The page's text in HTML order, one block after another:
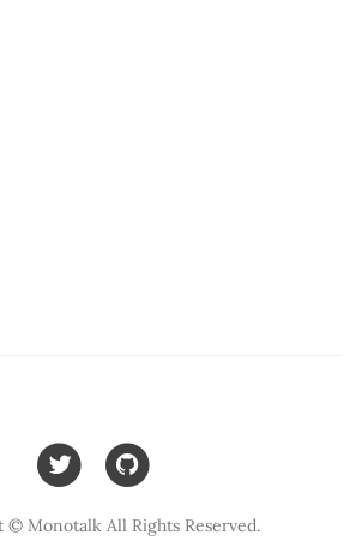
© Monotalk All Rights Reserved.